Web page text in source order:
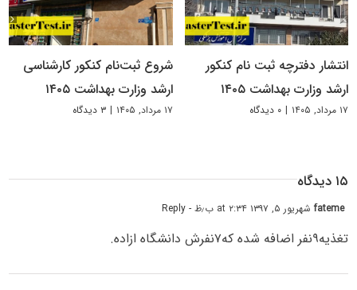
انتشار دفترچه ثبت نام کنکور
ارشد وزارت بهداشت ۱۴۰۵
۱۷ مرداد, ۱۴۰۵ | ۰ دیدگاه
شروع ثبت‌نام کنکور کارشناسی
ارشد وزارت بهداشت ۱۴۰۵
۱۷ مرداد, ۱۴۰۵ | ۳ دیدگاه
۱۵ دیدگاه
fatemeشهریور ۵, ۱۳۹۷ at ۲:۳۴ ب٫ظ - Reply
تغذیه۹نفر اضافه شده که۷نفرش دانشگاه ازاده.